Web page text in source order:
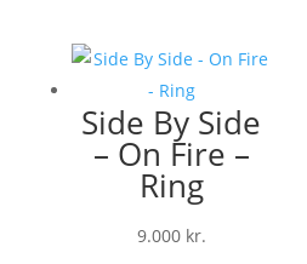
Side By Side
– On Fire –
Ring
9.000 kr.